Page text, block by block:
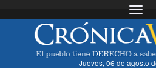
Jueves, 06 de agosto